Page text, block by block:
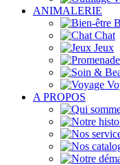
ANIMALERIE
Chat
Jeux
A PROPOS